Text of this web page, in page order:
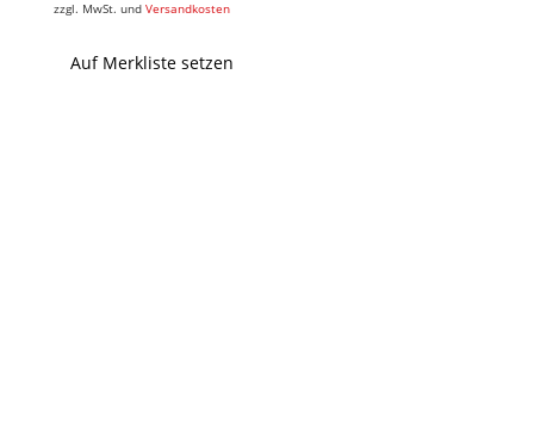
zzgl. MwSt. und Versandkosten
Auf Merkliste setzen